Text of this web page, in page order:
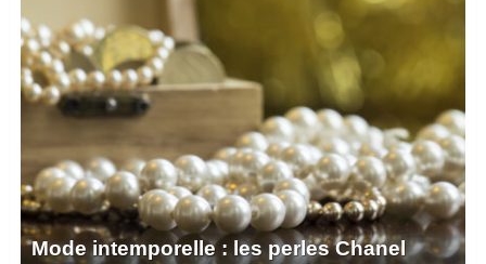
Mode intemporelle : les perles Chanel